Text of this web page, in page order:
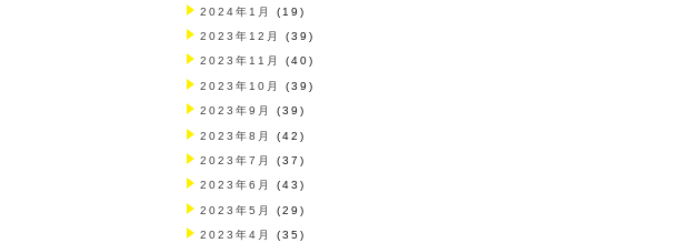
2024年1月 (19)
2023年12月 (39)
2023年11月 (40)
2023年10月 (39)
2023年9月 (39)
2023年8月 (42)
2023年7月 (37)
2023年6月 (43)
2023年5月 (29)
2023年4月 (35)